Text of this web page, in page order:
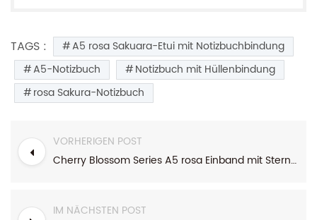
TAGS :
A5 rosa Sakuara-Etui mit Notizbuchbindung
A5-Notizbuch
Notizbuch mit Hüllenbindung
rosa Sakura-Notizbuch
VORHERIGEN POST
Cherry Blossom Series A5 rosa Einband mit Sterne-Etui-Einband Notizbuch
IM NÄCHSTEN POST